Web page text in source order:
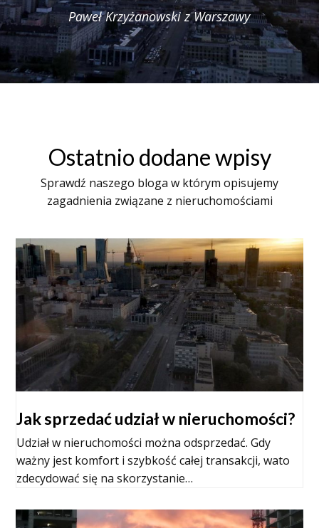
Paweł Krzyżanowski z Warszawy
Ostatnio dodane wpisy
Sprawdź naszego bloga w którym opisujemy
zagadnienia związane z nieruchomościami
Jak sprzedać udział w nieruchomości?
Udział w nieruchomości można odsprzedać. Gdy
ważny jest komfort i szybkość całej transakcji, wato
zdecydować się na skorzystanie…